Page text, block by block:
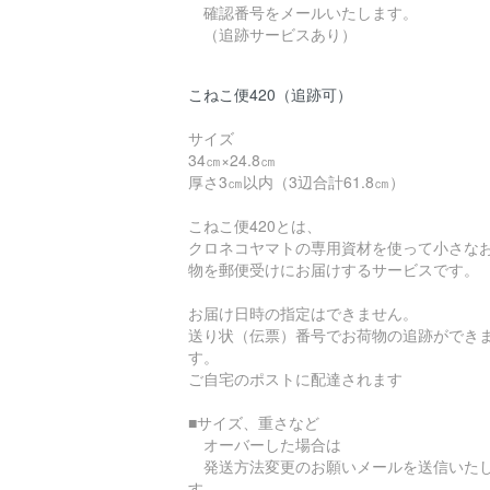
確認番号をメールいたします。
（追跡サービスあり）
こねこ便420（追跡可）
サイズ
34㎝×24.8㎝
厚さ3㎝以内（3辺合計61.8㎝）
こねこ便420とは、
クロネコヤマトの専用資材を使って小さな
物を郵便受けにお届けするサービスです。
お届け日時の指定はできません。
送り状（伝票）番号でお荷物の追跡ができま
す。
ご自宅のポストに配達されます
■サイズ、重さなど
オーバーした場合は
発送方法変更のお願いメールを送信いた